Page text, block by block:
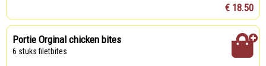
€ 18.50
Portie Orginal chicken bites
6 stuks filetbites